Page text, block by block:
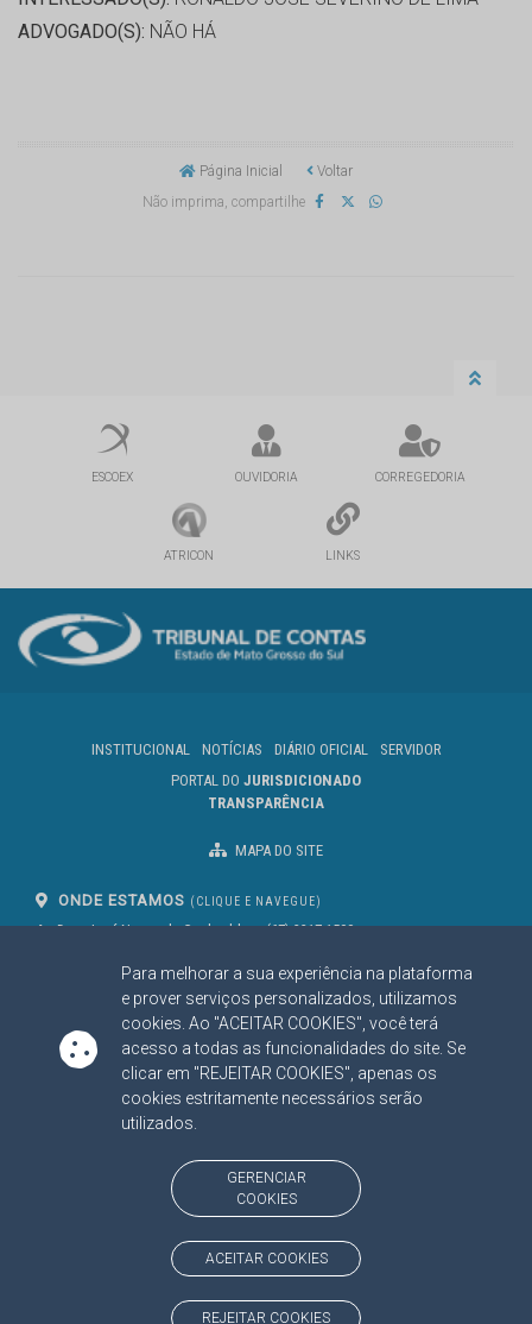
Para melhorar a sua experiência na plataforma
e prover serviços personalizados, utilizamos
cookies. Ao "ACEITAR COOKIES", você terá
acesso a todas as funcionalidades do site. Se
clicar em "REJEITAR COOKIES", apenas os
cookies estritamente necessários serão
utilizados.
GERENCIAR
COOKIES
ACEITAR COOKIES
REJEITAR COOKIES
ADVOGADO(S): NÃO HÁ
Página Inicial
Voltar
Não imprima, compartilhe
ESCOEX OUVIDORIA CORREGEDORIA
ATRICON LINKS
INSTITUCIONAL NOTÍCIAS DIÁRIO OFICIAL
SERVIDOR
PORTAL DO JURISDICIONADO
TRANSPARÊNCIA
MAPA DO SITE
ONDE ESTAMOS (CLIQUE E NAVEGUE)
Av. Des. José Nunes da Cunha, bloco
Campo Grande/MS
CEP: 79031-310
(67) 3317-1500
SIGA NOSSAS REDES SOCIAIS
Linked InYoutube
Facebook
X
BAIXE NOSSO APLICATIVO
https://www.tce.ms.gov.br